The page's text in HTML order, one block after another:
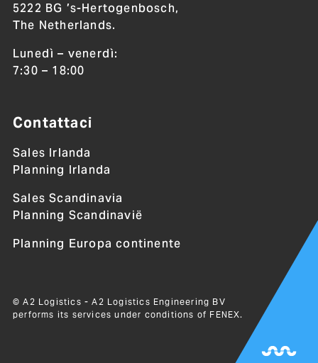
5222 BG ’s-Hertogenbosch,
The Netherlands.
Lunedì – venerdì:
7:30 – 18:00
Contattaci
Sales Irlanda
Planning Irlanda
Sales Scandinavia
Planning Scandinavië
Planning Europa continente
© A2 Logistics - A2 Logistics Engineering BV
performs its services under conditions of FENEX.